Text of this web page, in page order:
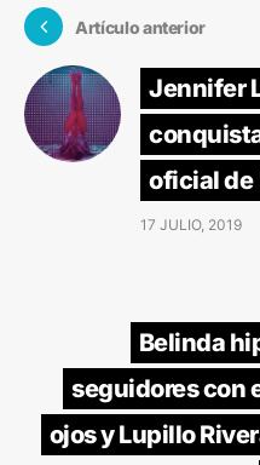
Artículo anterior
Jennifer
oficial
17 JULIO, 2019
Belinda
seguidores con
ojos y Lupillo